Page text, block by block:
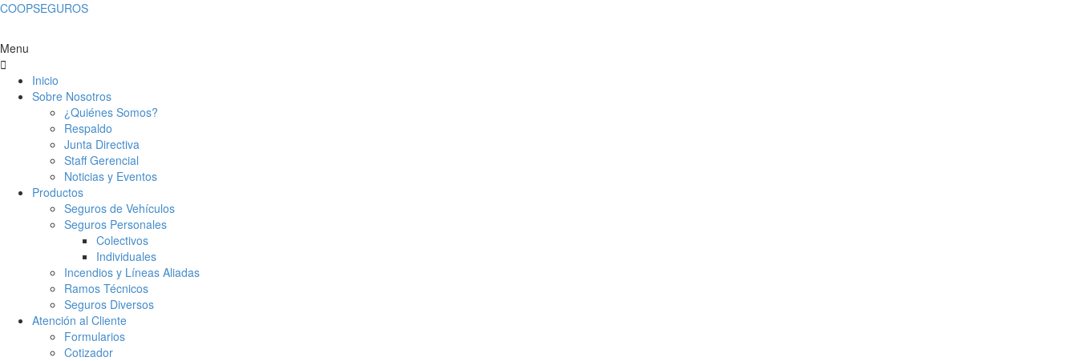
COOPSEGUROS
Menu
Inicio
Sobre Nosotros
¿Quiénes Somos?
Respaldo
Junta Directiva
Staff Gerencial
Noticias y Eventos
Productos
Seguros de Vehículos
Seguros Personales
Colectivos
Individuales
Incendios y Líneas Aliadas
Ramos Técnicos
Seguros Diversos
Atención al Cliente
Formularios
Cotizador